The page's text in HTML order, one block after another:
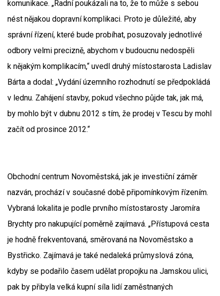
komunikace. „Radní poukázali na to, že to může s sebou
nést nějakou dopravní komplikaci. Proto je důležité, aby
správní řízení, které bude probíhat, posuzovaly jednotlivé
odbory velmi precizně, abychom v budoucnu nedospěli
k nějakým komplikacím,“ uvedl druhý místostarosta Ladislav
Bárta a dodal: „Vydání územního rozhodnutí se předpokládá
v lednu. Zahájení stavby, pokud všechno půjde tak, jak má,
by mohlo být v dubnu 2012 s tím, že prodej v Tescu by mohl
začít od prosince 2012.“
Obchodní centrum Novoměstská, jak je investiční záměr
nazván, prochází v současné době připomínkovým řízením.
Vybraná lokalita je podle prvního místostarosty Jaromíra
Brychty pro nakupující poměrně zajímavá. „Přístupová cesta
je hodně frekventovaná, směrovaná na Novoměstsko a
Bystřicko. Zajímavá je také nedaleká průmyslová zóna,
kdyby se podařilo časem udělat propojku na Jamskou ulici,
pak by přibyla velká kupní síla lidí zaměstnaných